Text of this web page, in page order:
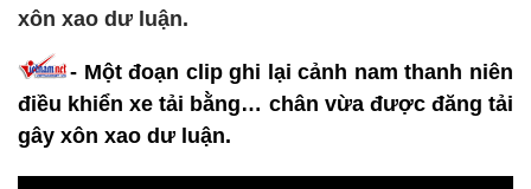
xôn xao dư luận.
- Một đoạn clip ghi lại cảnh nam thanh niên
điều khiển xe tải bằng… chân vừa được đăng tải
gây xôn xao dư luận.